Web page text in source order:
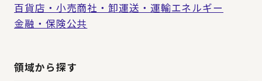
百貨店・小売商社・卸運送・運輸エネルギー
金融・保険公共
領域から探す